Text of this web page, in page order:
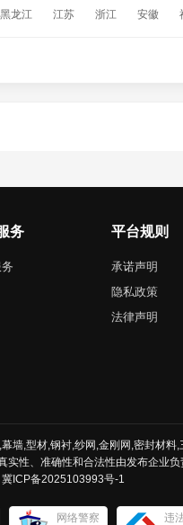
黑龙江 江苏 浙江 安徽
务 平台规则
承诺声明
隐私政策
法律声明
,型材,钢衬,纱网,金刚网,密封材
性、准确性和合法性由发布企业
冀ICP备2025103993号-1
网络警察 违